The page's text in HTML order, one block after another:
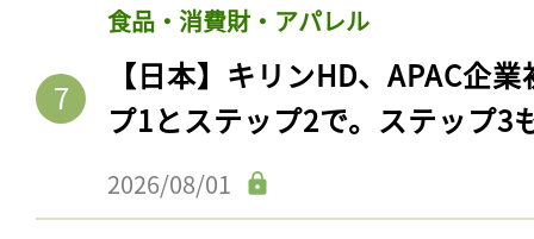
食品・消費財・アパレル
【日本】キリンHD、APAC企
プ1とステップ2で。ステップ3
2026/08/01